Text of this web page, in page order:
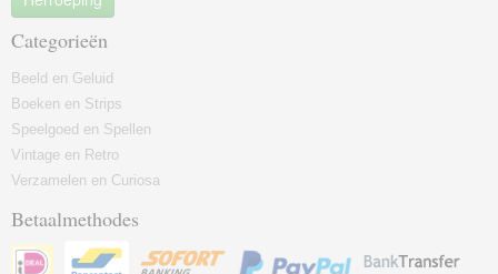
Categorieën
Beeld en Geluid
Boeken en Strips
Speelgoed en Spellen
Vintage en Retro
Verzamelen en Curiosa
Betaalmethodes